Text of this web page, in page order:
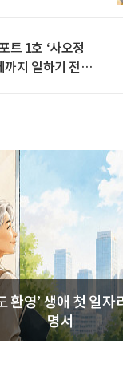
트 1호 ‘사오정
지 일하기 전략’
영’ 생애 첫 일자리 도전
명서